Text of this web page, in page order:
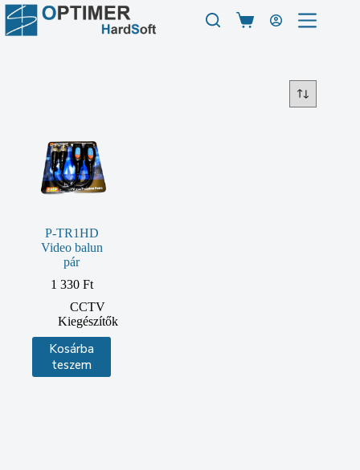
Skip
to
content
Shopping
P-TR1HD
Video balun
pár
1 330 Ft
CCTV
Kiegészítők
Kosárba
teszem